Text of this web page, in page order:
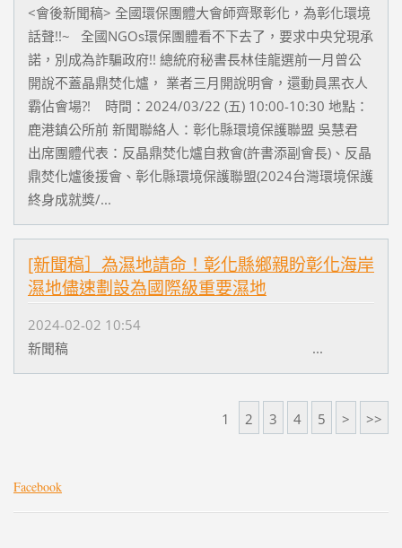
<會後新聞稿> 全國環保團體大會師齊聚彰化，為彰化環境
話聲!!~ 全國NGOs環保團體看不下去了，要求中央兌現承
諾，別成為詐騙政府!! 總統府秘書長林佳龍選前一月曾公
開說不蓋晶鼎焚化爐， 業者三月開說明會，還動員黑衣人
霸佔會場?! 時間：2024/03/22 (五) 10:00-10:30 地點：
鹿港鎮公所前 新聞聯絡人：彰化縣環境保護聯盟 吳慧君
出席團體代表：反晶鼎焚化爐自救會(許書添副會長)、反晶
鼎焚化爐後援會、彰化縣環境保護聯盟(2024台灣環境保護
終身成就獎/...
[新聞稿］為濕地請命！彰化縣鄉親盼彰化海岸
濕地儘速劃設為國際級重要濕地
2024-02-02 10:54
新聞稿 ...
1 2 3 4 5 > >>
Facebook